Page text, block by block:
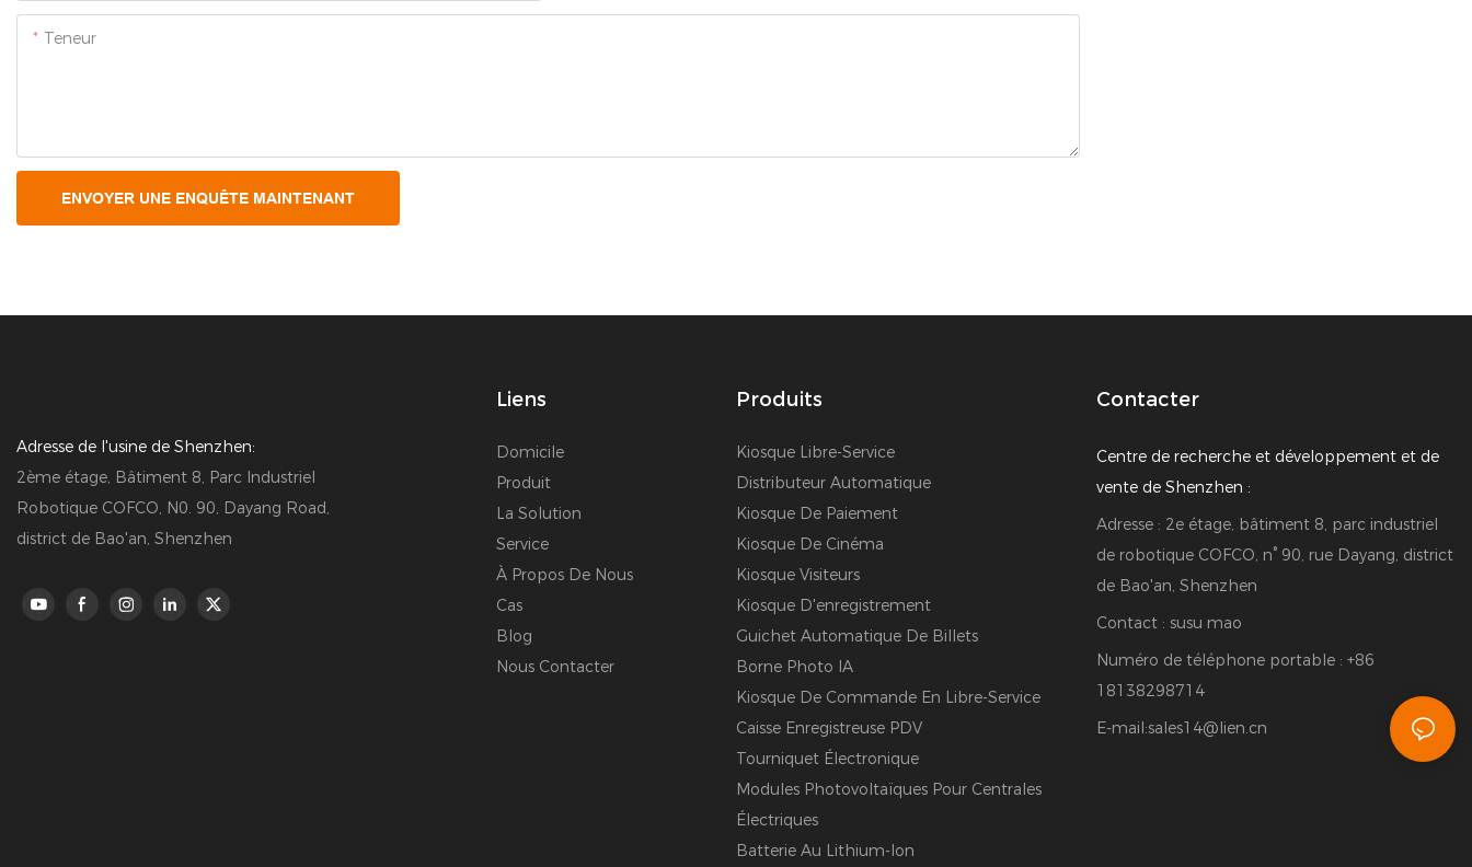
Teneur
ENVOYER UNE ENQUÊTE MAINTENANT
Adresse de l'usine de Shenzhen:
2ème étage, Bâtiment 8, Parc Industriel
Robotique COFCO, N0. 90, Dayang Road,
district de Bao'an, Shenzhen
Liens
Domicile
Produit
La Solution
Service
À Propos De Nous
Cas
Blog
Nous Contacter
Produits
Kiosque Libre-Service
Distributeur Automatique
Kiosque De Paiement
Kiosque De Cinéma
Kiosque Visiteurs
Kiosque D'enregistrement
Guichet Automatique De Billets
Borne Photo IA
Kiosque De Commande En Libre-Service
Caisse Enregistreuse PDV
Tourniquet Électronique
Modules Photovoltaïques Pour Centrales
Électriques
Batterie Au Lithium-Ion
Contacter
Centre de recherche et développement et de
vente de Shenzhen :
Adresse : 2e étage, bâtiment 8, parc industriel
de robotique COFCO, n° 90, rue Dayang, district
de Bao'an, Shenzhen
Contact : susu mao
Numéro de téléphone portable : +86
18138298714
E-mail:sales14@lien.cn